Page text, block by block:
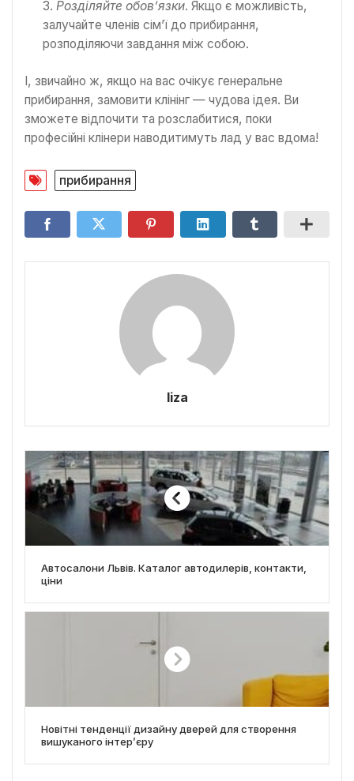
Розділяйте обов’язки. Якщо є можливість,
залучайте членів сім’ї до прибирання,
розподіляючи завдання між собою.
І, звичайно ж, якщо на вас очікує генеральне
прибирання, замовити клінінг — чудова ідея. Ви
зможете відпочити та розслабитися, поки
професійні клінери наводитимуть лад у вас вдома!
прибирання
liza
Автосалони Львів. Каталог автодилерів, контакти,
ціни
Новітні тенденції дизайну дверей для створення
вишуканого інтер’єру